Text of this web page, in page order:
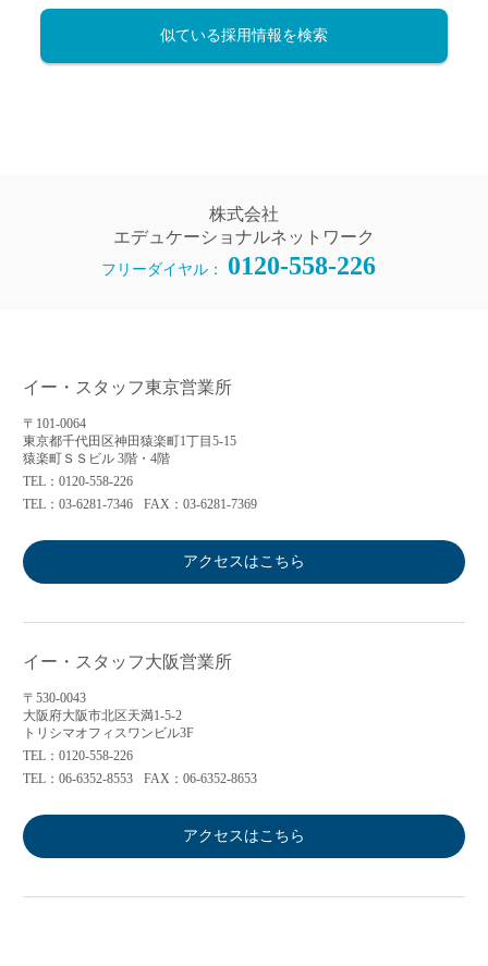
似ている採用情報を検索
株式会社
エデュケーショナルネットワーク
フリーダイヤル： 0120-558-226
イー・スタッフ東京営業所
〒101-0064
東京都千代田区神田猿楽町1丁目5-15
猿楽町ＳＳビル 3階・4階
TEL：0120-558-226
TEL：03-6281-7346
FAX：03-6281-7369
アクセスはこちら
イー・スタッフ大阪営業所
〒530-0043
大阪府大阪市北区天満1-5-2
トリシマオフィスワンビル3F
TEL：0120-558-226
TEL：06-6352-8553
FAX：06-6352-8653
アクセスはこちら